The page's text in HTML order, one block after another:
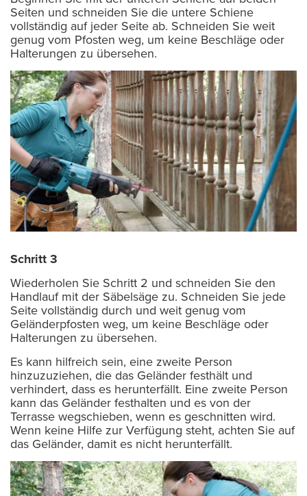
Seiten und schneiden Sie die untere Schiene
vollständig auf jeder Seite ab. Schneiden Sie weit
genug vom Pfosten weg, um keine Beschläge oder
Halterungen zu übersehen.
Schritt 3
Wiederholen Sie Schritt 2 und schneiden Sie den
Handlauf mit der Säbelsäge zu. Schneiden Sie jede
Seite vollständig durch und weit genug vom
Geländerpfosten weg, um keine Beschläge oder
Halterungen zu übersehen.
Es kann hilfreich sein, eine zweite Person
hinzuzuziehen, die das Geländer festhält und
verhindert, dass es herunterfällt. Eine zweite Person
kann das Geländer festhalten und es von der
Terrasse wegschieben, wenn es geschnitten wird.
Wenn keine Hilfe zur Verfügung steht, achten Sie auf
das Geländer, damit es nicht herunterfällt.